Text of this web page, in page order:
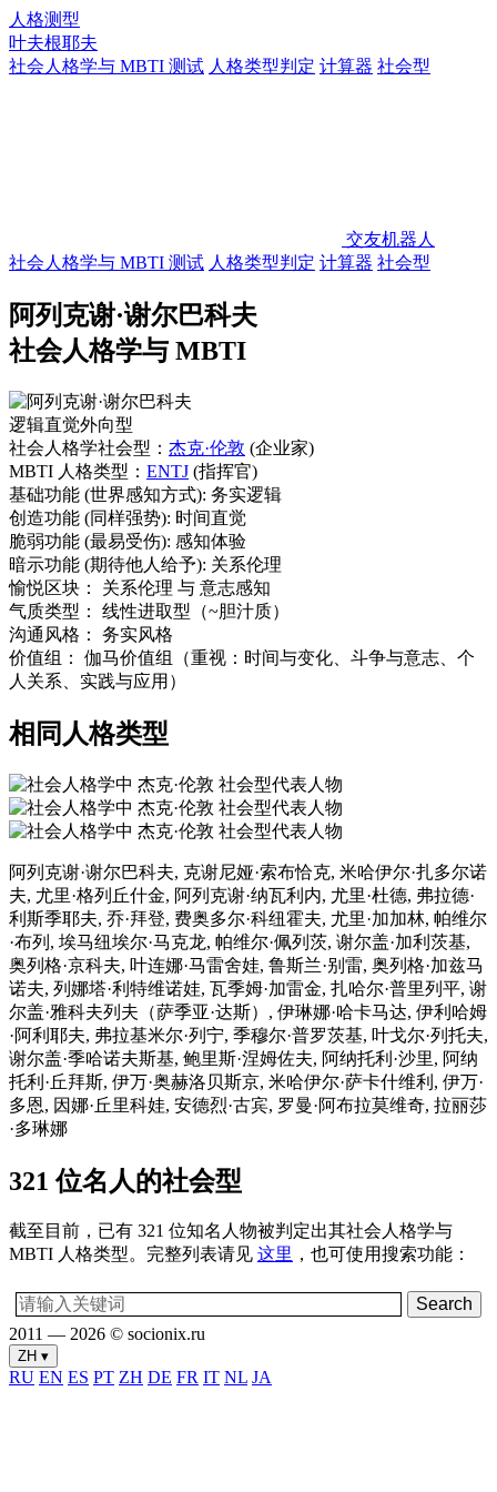
人格测型
叶夫根耶夫
社会人格学与 MBTI 测试 人格类型判定 计算器 社会型
交友机器人
社会人格学与 MBTI 测试 人格类型判定 计算器 社会型
阿列克谢·谢尔巴科夫
社会人格学与 MBTI
逻辑直觉外向型
社会人格学社会型： 杰克·伦敦 (企业家)
MBTI 人格类型： ENTJ (指挥官)
基础功能 (世界感知方式): 务实逻辑
创造功能 (同样强势): 时间直觉
脆弱功能 (最易受伤): 感知体验
暗示功能 (期待他人给予): 关系伦理
愉悦区块：
关系伦理 与 意志感知
气质类型：
线性进取型（~胆汁质）
沟通风格：
务实风格
价值组：
伽马价值组（重视：时间与变化、斗争与意志、个
人关系、实践与应用）
相同人格类型
阿列克谢·谢尔巴科夫, 克谢尼娅·索布恰克, 米哈伊尔·扎多尔诺
夫, 尤里·格列丘什金, 阿列克谢·纳瓦利内, 尤里·杜德, 弗拉德·
利斯季耶夫, 乔·拜登, 费奥多尔·科纽霍夫, 尤里·加加林, 帕维尔
·布列, 埃马纽埃尔·马克龙, 帕维尔·佩列茨, 谢尔盖·加利茨基,
奥列格·京科夫, 叶连娜·马雷舍娃, 鲁斯兰·别雷, 奥列格·加兹马
诺夫, 列娜塔·利特维诺娃, 瓦季姆·加雷金, 扎哈尔·普里列平, 谢
尔盖·雅科夫列夫（萨季亚·达斯）, 伊琳娜·哈卡马达, 伊利哈姆
·阿利耶夫, 弗拉基米尔·列宁, 季穆尔·普罗茨基, 叶戈尔·列托夫,
谢尔盖·季哈诺夫斯基, 鲍里斯·涅姆佐夫, 阿纳托利·沙里, 阿纳
托利·丘拜斯, 伊万·奥赫洛贝斯京, 米哈伊尔·萨卡什维利, 伊万·
多恩, 因娜·丘里科娃, 安德烈·古宾, 罗曼·阿布拉莫维奇, 拉丽莎
·多琳娜
321 位名人的社会型
截至目前，已有 321 位知名人物被判定出其社会人格学与
MBTI 人格类型。完整列表请见 这里 ，也可使用搜索功能：
2011 — 2026 © socionix.ru
ZH ▾
RU EN ES PT ZH DE FR IT NL JA